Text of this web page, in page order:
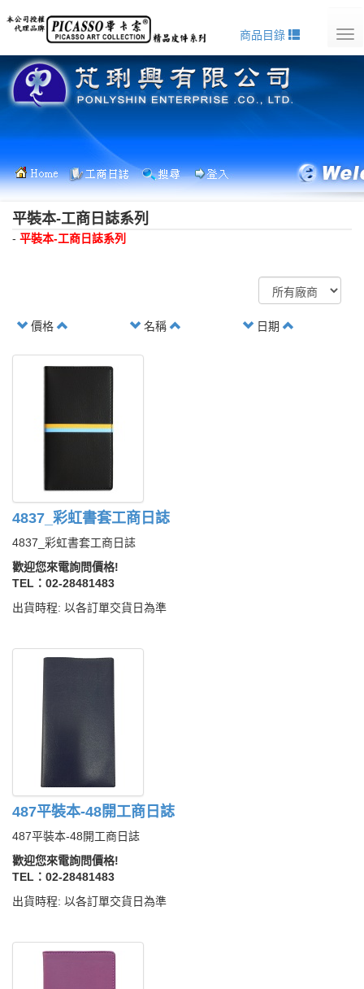
商品目錄
平裝本-工商日誌系列
- 平裝本-工商日誌系列
價格 名稱 日期
4837_彩虹書套工商日誌
4837_彩虹書套工商日誌
歡迎您來電詢問價格!
TEL：02-28481483
出貨時程: 以各訂單交貨日為準
487平裝本-48開工商日誌
487平裝本-48開工商日誌
歡迎您來電詢問價格!
TEL：02-28481483
出貨時程: 以各訂單交貨日為準